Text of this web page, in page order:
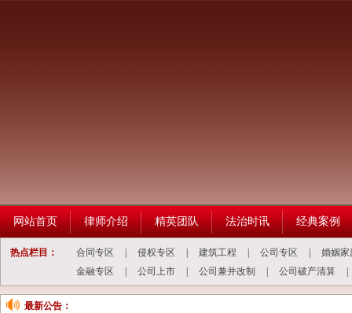
网站首页 律师介绍 精英团队 法治时讯 经典案例
热点栏目： 合同专区 侵权专区 建筑工程 公司专区
婚姻家
金融专区
公司上市 公司兼并改制 公司破产清算
最新公告：